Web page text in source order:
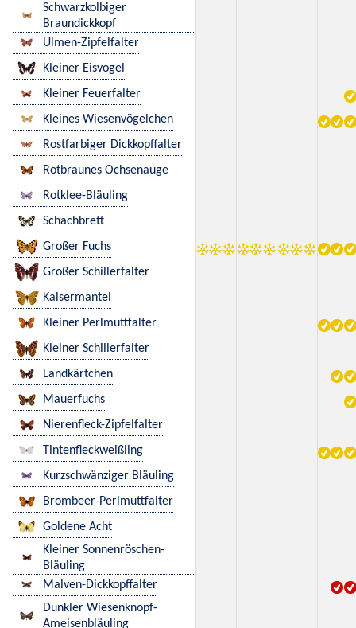
Schwarzkolbiger
Braundickkopf
Ulmen-Zipfelfalter
Kleiner Eisvogel
Kleiner Feuerfalter
Kleines Wiesenvögelchen
Rostfarbiger Dickkopffalter
Rotbraunes Ochsenauge
Rotklee-Bläuling
Schachbrett
Großer Fuchs
Großer Schillerfalter
Kaisermantel
Kleiner Perlmuttfalter
Kleiner Schillerfalter
Landkärtchen
Mauerfuchs
Nierenfleck-Zipfelfalter
Tintenfleckweißling
Kurzschwänziger Bläuling
Brombeer-Perlmuttfalter
Goldene Acht
Kleiner Sonnenröschen-
Bläuling
Malven-Dickkopffalter
Dunkler Wiesenknopf-
Ameisenbläuling